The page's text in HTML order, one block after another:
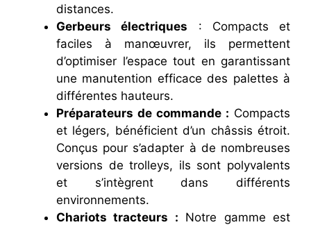
distances.
Gerbeurs électriques : Compacts et
faciles à manœuvrer, ils permettent
d’optimiser l’espace tout en garantissant
une manutention efficace des palettes à
différentes hauteurs.
Préparateurs de commande : Compacts
et légers, bénéficient d’un châssis étroit.
Conçus pour s’adapter à de nombreuses
versions de trolleys, ils sont polyvalents
et s’intègrent dans différents
environnements.
Chariots tracteurs : Notre gamme est